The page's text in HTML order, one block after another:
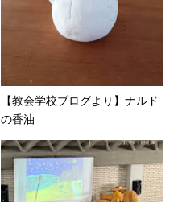
【教会学校ブログより】ナルド
の香油